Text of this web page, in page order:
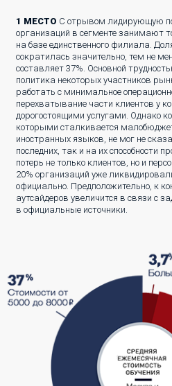
1 МЕСТО С отрывом лидирующую
организаций в сегменте занимают
на базе единственного филиала.
сократилась значительно, тем не
составляет 37%. Основной
политика некоторых участников
работать с минимальное
перехватывание части клиентов у
дорогостоящими услугами. Однако
которыми сталкивается
иностранных языков, не мог не
последних, так и на их способности
потерь не только клиентов, но и
20% организаций уже
официально. Предположительно, к
аутсайдеров увеличится в связи с
в официальные источники.